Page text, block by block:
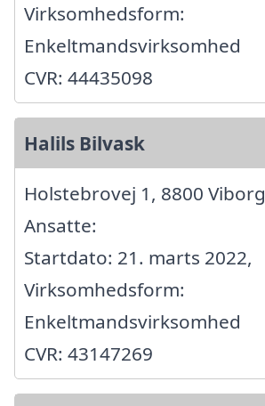
Virksomhedsform:
Enkeltmandsvirksomhed
CVR: 44435098
Halils Bilvask
Holstebrovej 1, 8800 Viborg
Ansatte:
Startdato: 21. marts 2022,
Virksomhedsform:
Enkeltmandsvirksomhed
CVR: 43147269